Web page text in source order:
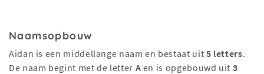
Naamsopbouw
Aidan is een middellange naam en bestaat uit 5 letters.
De naam begint met de letter A en is opgebouwd uit 3